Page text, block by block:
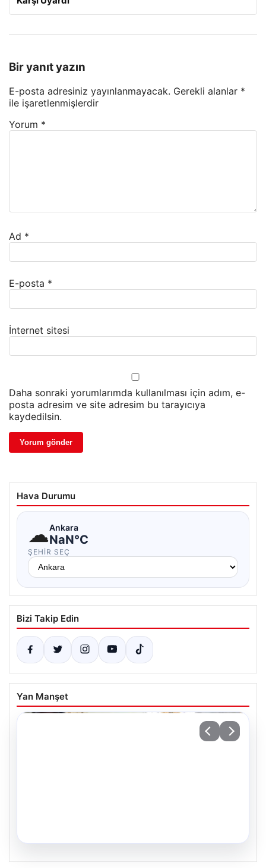
Bir yanıt yazın
E-posta adresiniz yayınlanmayacak. Gerekli alanlar *
ile işaretlenmişlerdir
Yorum *
Ad *
E-posta *
İnternet sitesi
Daha sonraki yorumlarımda kullanılması için adım, e-
posta adresim ve site adresim bu tarayıcıya
kaydedilsin.
Hava Durumu
☁Ankara
NaN°C
ŞEHIR SEÇ
Bizi Takip Edin
Yan Manşet